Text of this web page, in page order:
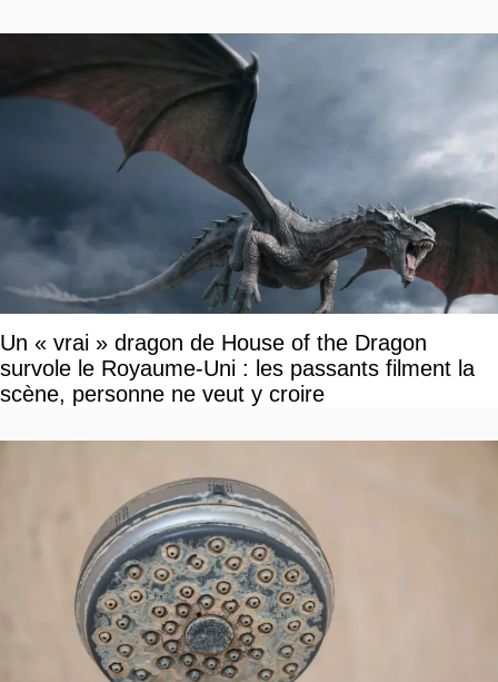
Un « vrai » dragon de House of the Dragon
survole le Royaume-Uni : les passants filment la
scène, personne ne veut y croire